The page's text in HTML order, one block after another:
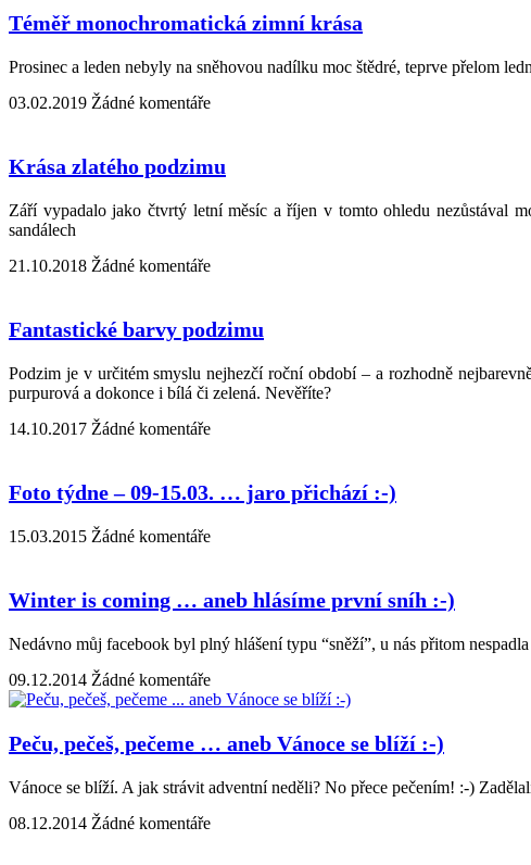
Téměř monochromatická zimní krása
Prosinec a leden nebyly na sněhovou nadílku moc štědré, teprve přelom
03.02.2019 Žádné komentáře
Krása zlatého podzimu
Září vypadalo jako čtvrtý letní měsíc a říjen v tomto ohledu nezůstával
sandálech
21.10.2018 Žádné komentáře
Fantastické barvy podzimu
Podzim je v určitém smyslu nejhezčí roční období – a rozhodně
purpurová a dokonce i bílá či zelená. Nevěříte?
14.10.2017 Žádné komentáře
Foto týdne – 09-15.03. … jaro přichází :-)
15.03.2015 Žádné komentáře
Winter is coming … aneb hlásíme první sníh :-)
Nedávno můj facebook byl plný hlášení typu “sněží”, u nás přitom
09.12.2014 Žádné komentáře
Peču, pečeš, pečeme … aneb Vánoce se blíží :-)
Vánoce se blíží. A jak strávit adventní neděli? No přece pečením! :-)
08.12.2014 Žádné komentáře